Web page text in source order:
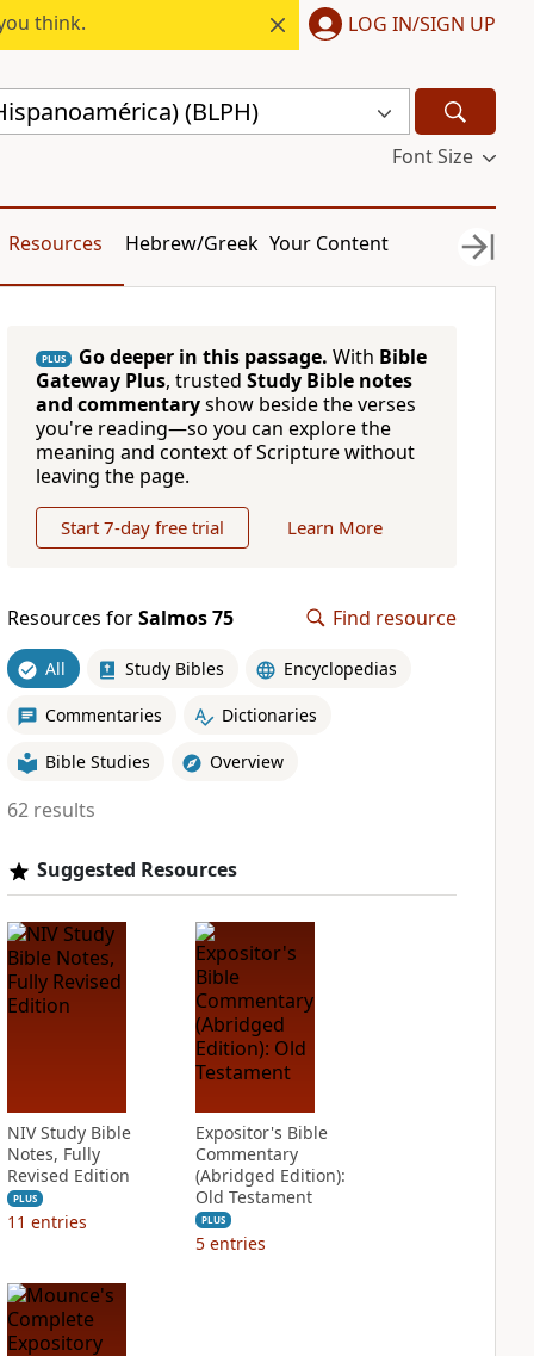
think. LOG IN/SIGN UP
(BLPH)
Font Size
Resources Hebrew/Greek Your Content
PLUS Go deeper in this passage. With Bible
Gateway Plus, trusted Study Bible notes
and commentaryshow beside the verses
you're reading—so you can explore the
meaning and context of Scripture without
leaving the page.
Start 7-day free trial Learn More
Resources forSalmos 75 Find resource
All Study Bibles Encyclopedias
Commentaries Dictionaries
Bible Studies Overview
62 results
Suggested Resources
NIV Study Bible
Notes, Fully
Revised Edition
PLUS
11 entries
Expositor's Bible
Commentary
(Abridged Edition):
Old Testament
PLUS
5 entries